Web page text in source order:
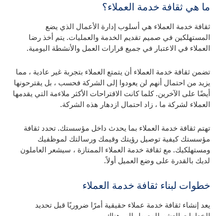
ما هي ثقافة خدمة العملاء؟
ثقافة خدمة العملاء هي أسلوب إدارة الأعمال الذي يضع
المستهلكين في صميم تقديم الخدمة والعمليات. يتم أخذ رضا
العملاء في الاعتبار في جميع قرارات العمل والأنشطة اليومية.
تضمن ثقافة خدمة العملاء أن يتمتع العملاء بتجربة غير عادية ، مما
يزيد من احتمال أنهم لن يعودوا إلى الشركة فحسب ، بل يقترحونها
أيضًا على الآخرين. كلما كانت الاقتراحات الأكثر ملاءمة التي يقدمها
العملاء لشركة ما ، زاد احتمال ازدهار هذه الشركة.
تهتم ثقافة خدمة العملاء بما يحدث داخل مؤسستك. تحدد ثقافة
مؤسستك كيفية توصيل رؤيتك وقيمك ورسالتك لموظفيك
ومستهلكيك. مع ثقافة خدمة العملاء الممتازة ، سيشعر العاملون
لديك بالقدرة على وضع العميل أولاً.
خطوات لبناء ثقافة خدمة العملاء
يعد إنشاء ثقافة خدمة عملاء حقيقية أمرًا ضروريًا قبل تحديد